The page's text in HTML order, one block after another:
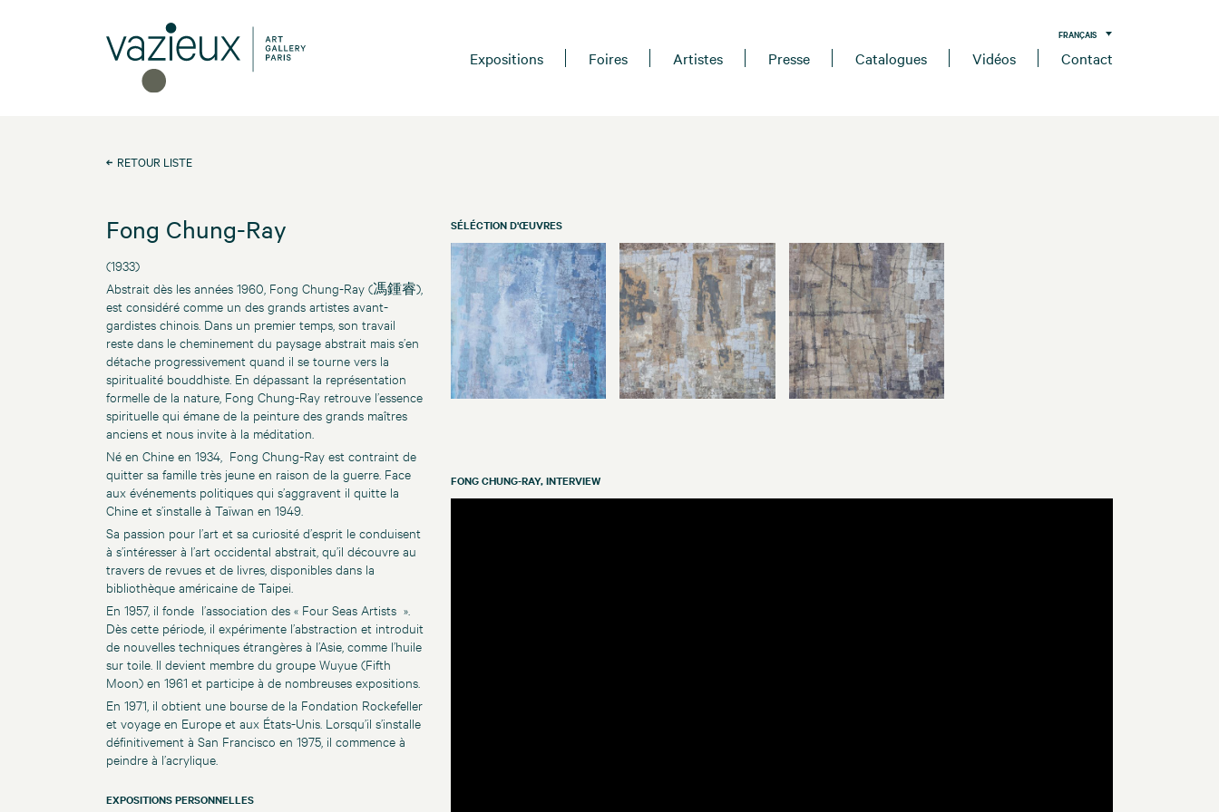
FRANÇAIS
Expositions Foires Artistes Presse Catalogues Vidéos Contact
RETOUR LISTE
Fong Chung-Ray
(1933)
Abstrait dès les années 1960, Fong Chung-Ray (馮鍾睿),
est considéré comme un des grands artistes avant-
gardistes chinois. Dans un premier temps, son travail
reste dans le cheminement du paysage abstrait mais s’en
détache progressivement quand il se tourne vers la
spiritualité bouddhiste. En dépassant la représentation
formelle de la nature, Fong Chung-Ray retrouve l’essence
spirituelle qui émane de la peinture des grands maîtres
anciens et nous invite à la méditation.
Né en Chine en 1934, Fong Chung-Ray est contraint de
quitter sa famille très jeune en raison de la guerre. Face
aux événements politiques qui s’aggravent il quitte la
Chine et s’installe à Taïwan en 1949.
Sa passion pour l’art et sa curiosité d’esprit le conduisent
à s’intéresser à l’art occidental abstrait, qu’il découvre au
travers de revues et de livres, disponibles dans la
bibliothèque américaine de Taipei.
En 1957, il fonde l’association des « Four Seas Artists ».
Dès cette période, il expérimente l’abstraction et introduit
de nouvelles techniques étrangères à l’Asie, comme l’huile
sur toile. Il devient membre du groupe Wuyue (Fifth
Moon) en 1961 et participe à de nombreuses expositions.
En 1971, il obtient une bourse de la Fondation Rockefeller
et voyage en Europe et aux États-Unis. Lorsqu’il s’installe
définitivement à San Francisco en 1975, il commence à
peindre à l’acrylique.
EXPOSITIONS PERSONNELLES
SÉLÉCTION D'ŒUVRES
FONG CHUNG-RAY, INTERVIEW